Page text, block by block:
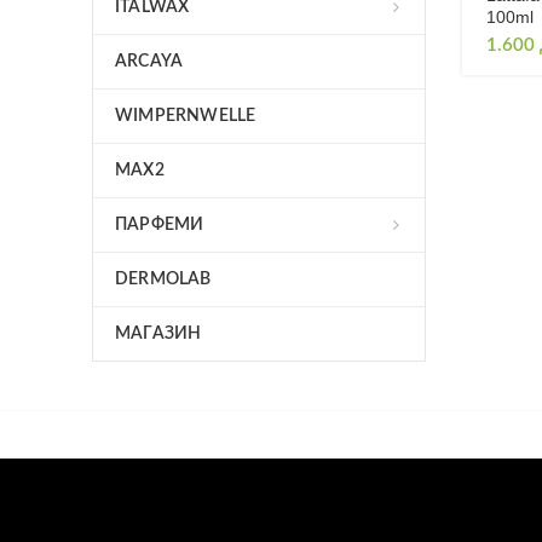
100ml
1.600
ITALWAX
ARCAYA
WIMPERNWELLE
MAX2
ПАРФЕМИ
DERMOLAB
МАГАЗИН